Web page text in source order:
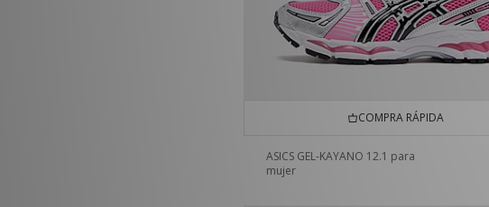
COMPRA RÁPIDA
ASICS GEL-KAYANO 12.1 para
mujer